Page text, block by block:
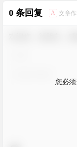
0 条回复 A 文章
您必